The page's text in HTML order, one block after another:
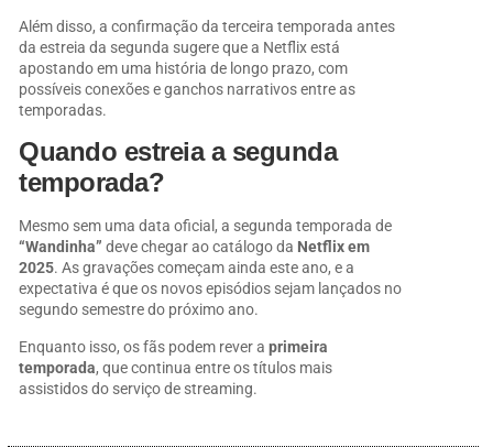
Além disso, a confirmação da terceira temporada antes
da estreia da segunda sugere que a Netflix está
apostando em uma história de longo prazo, com
possíveis conexões e ganchos narrativos entre as
temporadas.
Quando estreia a segunda
temporada?
Mesmo sem uma data oficial, a segunda temporada de
“Wandinha” deve chegar ao catálogo da Netflix em
2025. As gravações começam ainda este ano, e a
expectativa é que os novos episódios sejam lançados no
segundo semestre do próximo ano.
Enquanto isso, os fãs podem rever a primeira
temporada, que continua entre os títulos mais
assistidos do serviço de streaming.